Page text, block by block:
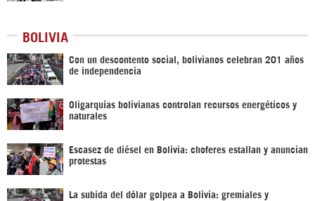
BOLIVIA
Con un descontento social, bolivianos celebran 201 años
de independencia
Oligarquías bolivianas controlan recursos energéticos y
naturales
Escasez de diésel en Bolivia: choferes estallan y anuncian
protestas
La subida del dólar golpea a Bolivia: gremiales y